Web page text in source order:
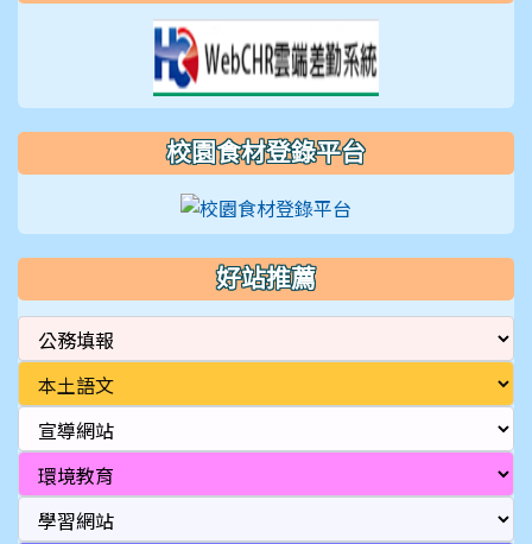
校園食材登錄平台
好站推薦